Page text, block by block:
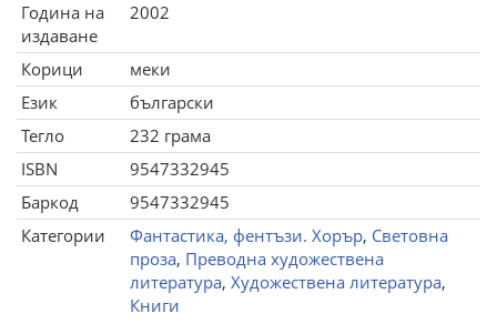
Година на
издаване
2002
Корици
меки
Език
български
Тегло
232 грама
ISBN
9547332945
Баркод
9547332945
Категории
Фантастика, фентъзи. Хорър, Световна
проза, Преводна художествена
литература, Художествена литература,
Книги